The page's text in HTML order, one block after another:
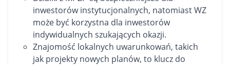
inwestorów instytucjonalnych, natomiast WZ
może być korzystna dla inwestorów
indywidualnych szukających okazji.
Znajomość lokalnych uwarunkowań, takich
jak projekty nowych planów, to klucz do